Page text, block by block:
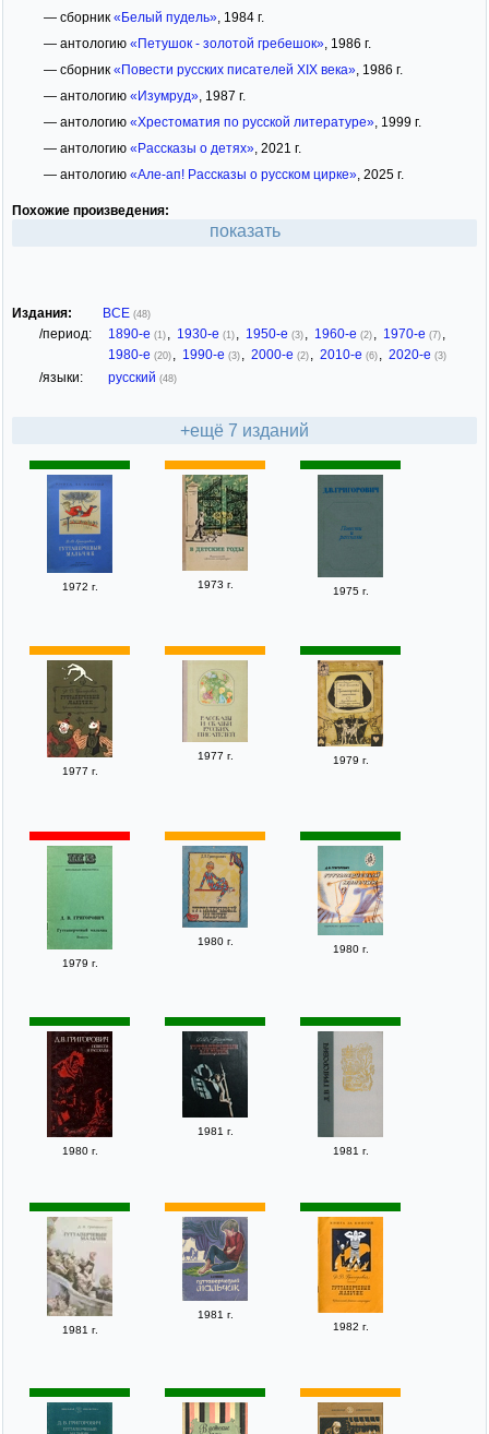
— сборник «Белый пудель», 1984 г.
— антологию «Петушок - золотой гребешок», 1986 г.
— сборник «Повести русских писателей XIX века», 1986 г.
— антологию «Изумруд», 1987 г.
— антологию «Хрестоматия по русской литературе», 1999 г.
— антологию «Рассказы о детях», 2021 г.
— антологию «Але-ап! Рассказы о русском цирке», 2025 г.
Похожие произведения:
показать
Издания: ВСЕ (48)
/период: 1890-е (1) , 1930-е (1) , 1950-е (3) , 1960-е (2) , 1970-е (7) ,
1980-е (20) , 1990-е (3) , 2000-е (2) , 2010-е (6) , 2020-е (3)
/языки: русский (48)
+ещё 7 изданий
1972 г. 1973 г.
1975 г.
1977 г.
1977 г. 1979 г.
1979 г.
1980 г.
1980 г.
1980 г.
1981 г.
1981 г.
1981 г.
1981 г.
1982 г.